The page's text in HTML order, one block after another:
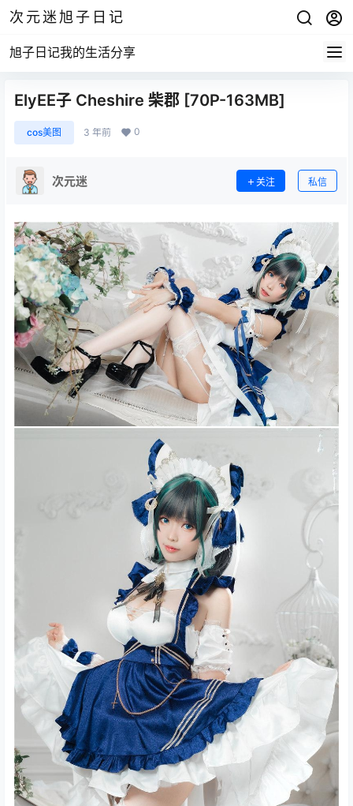
次元迷旭子日记
旭子日记我的生活分享
ElyEE子 Cheshire 柴郡 [70P-163MB]
cos美图 3 年前 0
次元迷 关注 私信